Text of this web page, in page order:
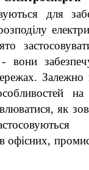
для
- вони
Залежно
на
як
в офісних,